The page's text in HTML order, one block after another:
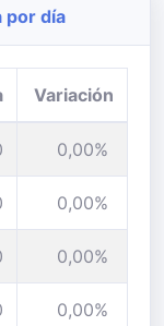
por día
Variación
0,00%
0,00%
0,00%
0,00%